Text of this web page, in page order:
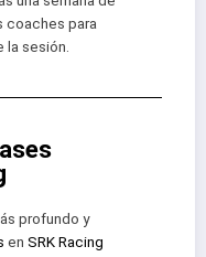
coaches para
la sesión.
profundo y
en SRK Racing